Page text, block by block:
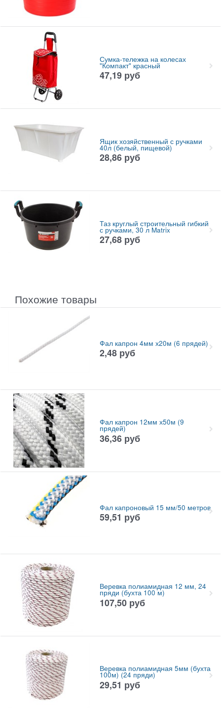
Сумка-тележка на колесах
"Компакт" красный
47,19 руб
Ящик хозяйственный с ручками
40л (белый, пищевой)
28,86 руб
Таз круглый строительный гибкий
с ручками, 30 л Matrix
27,68 руб
Похожие товары
Фал капрон 4мм х20м (6 прядей)
2,48 руб
Фал капрон 12мм х50м (9
прядей)
36,36 руб
Фал капроновый 15 мм/50 метров
59,51 руб
Веревка полиамидная 12 мм, 24
пряди (бухта 100 м)
107,50 руб
Веревка полиамидная 5мм (бухта
100м) (24 пряди)
29,51 руб